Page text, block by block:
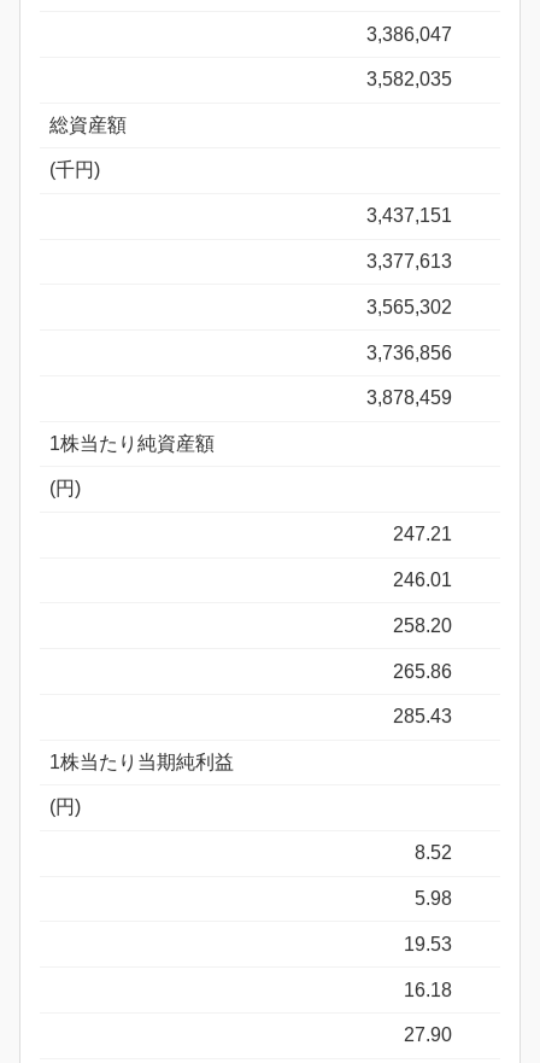
3,386,047
3,582,035
総資産額
(千円)
3,437,151
3,377,613
3,565,302
3,736,856
3,878,459
1株当たり純資産額
(円)
247.21
246.01
258.20
265.86
285.43
1株当たり当期純利益
(円)
8.52
5.98
19.53
16.18
27.90